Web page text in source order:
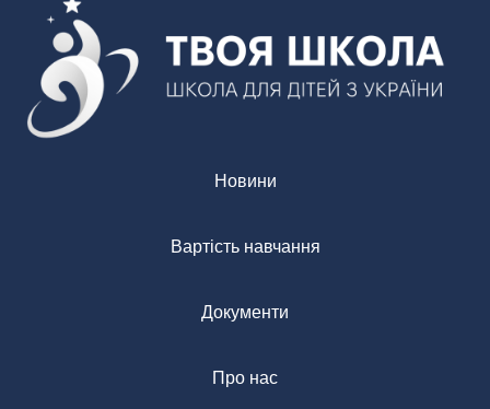
Новини
Вартість навчання
Документи
Про нас